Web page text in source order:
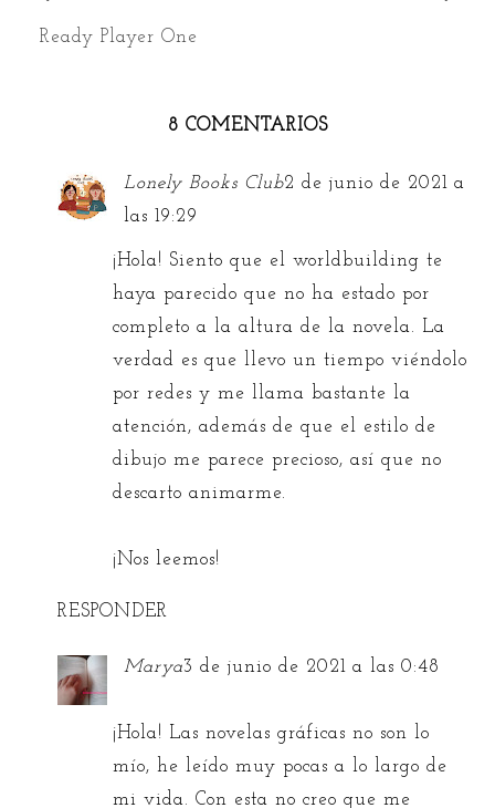
Ready Player One
8 COMENTARIOS
Lonely Books Club2 de junio de 2021 a
las 19:29
¡Hola! Siento que el worldbuilding te
haya parecido que no ha estado por
completo a la altura de la novela. La
verdad es que llevo un tiempo viéndolo
por redes y me llama bastante la
atención, además de que el estilo de
dibujo me parece precioso, así que no
descarto animarme.
¡Nos leemos!
RESPONDER
Marya3 de junio de 2021 a las 0:48
¡Hola! Las novelas gráficas no son lo
mío, he leído muy pocas a lo largo de
mi vida. Con esta no creo que me